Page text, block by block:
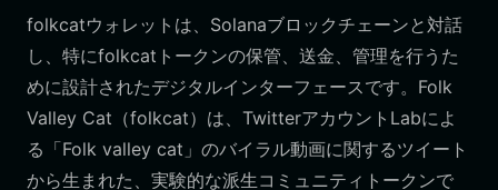
folkcatウォレットは、Solanaブロックチェーンと対話
し、特にfolkcatトークンの保管、送金、管理を行うた
めに設計されたデジタルインターフェースです。Folk
Valley Cat（folkcat）は、TwitterアカウントLabによ
る「Folk valley cat」のバイラル動画に関するツイート
から生まれた、実験的な派生コミュニティトークンで